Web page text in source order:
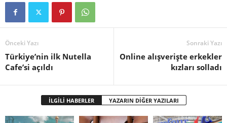
Önceki Yazı
Türkiye’nin ilk Nutella
Cafe’si açıldı
Sonraki Yazı
Online alışverişte erkekler
kızları solladı
İLGİLİ HABERLER YAZARIN DİĞER YAZILARI